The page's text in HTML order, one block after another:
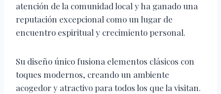
atención de la comunidad local y ha ganado una
reputación excepcional como un lugar de
encuentro espiritual y crecimiento personal.
Su diseño único fusiona elementos clásicos con
toques modernos, creando un ambiente
acogedor y atractivo para todos los que la visitan.